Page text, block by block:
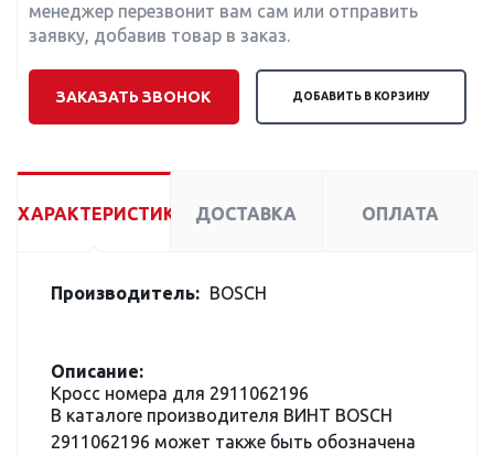
менеджер перезвонит вам сам или отправить
заявку, добавив товар в заказ.
ЗАКАЗАТЬ ЗВОНОК ДОБАВИТЬ В КОРЗИНУ
ХАРАКТЕРИСТИКИ ДОСТАВКА ОПЛАТА
Производитель: BOSCH
Описание:
Кросс номера для 2911062196
В каталоге производителя ВИНТ BOSCH
2911062196 может также быть обозначена